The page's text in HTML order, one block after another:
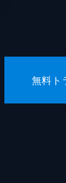
無料ト